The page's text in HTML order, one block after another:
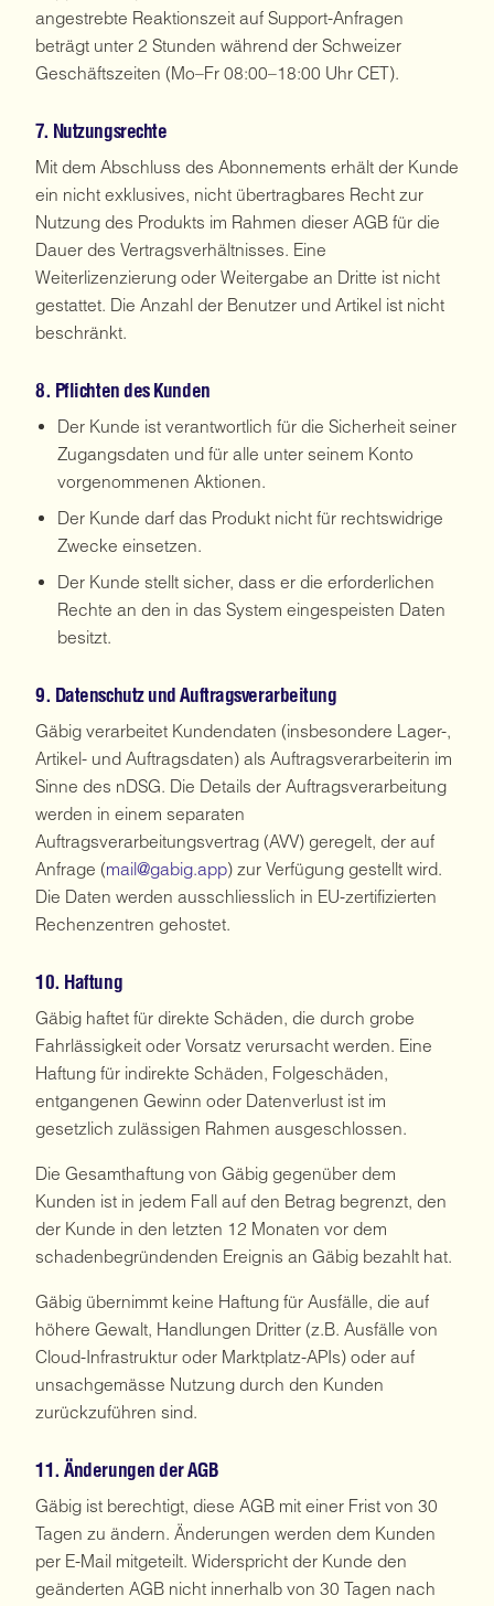
angestrebte Reaktionszeit auf Support-Anfragen
beträgt unter 2 Stunden während der Schweizer
Geschäftszeiten (Mo–Fr 08:00–18:00 Uhr CET).
7. Nutzungsrechte
Mit dem Abschluss des Abonnements erhält der Kunde
ein nicht exklusives, nicht übertragbares Recht zur
Nutzung des Produkts im Rahmen dieser AGB für die
Dauer des Vertragsverhältnisses. Eine
Weiterlizenzierung oder Weitergabe an Dritte ist nicht
gestattet. Die Anzahl der Benutzer und Artikel ist nicht
beschränkt.
8. Pflichten des Kunden
Der Kunde ist verantwortlich für die Sicherheit seiner
Zugangsdaten und für alle unter seinem Konto
vorgenommenen Aktionen.
Der Kunde darf das Produkt nicht für rechtswidrige
Zwecke einsetzen.
Der Kunde stellt sicher, dass er die erforderlichen
Rechte an den in das System eingespeisten Daten
besitzt.
9. Datenschutz und Auftragsverarbeitung
Gäbig verarbeitet Kundendaten (insbesondere Lager-,
Artikel- und Auftragsdaten) als Auftragsverarbeiterin im
Sinne des nDSG. Die Details der Auftragsverarbeitung
werden in einem separaten
Auftragsverarbeitungsvertrag (AVV) geregelt, der auf
Anfrage (mail@gabig.app) zur Verfügung gestellt wird.
Die Daten werden ausschliesslich in EU-zertifizierten
Rechenzentren gehostet.
10. Haftung
Gäbig haftet für direkte Schäden, die durch grobe
Fahrlässigkeit oder Vorsatz verursacht werden. Eine
Haftung für indirekte Schäden, Folgeschäden,
entgangenen Gewinn oder Datenverlust ist im
gesetzlich zulässigen Rahmen ausgeschlossen.
Die Gesamthaftung von Gäbig gegenüber dem
Kunden ist in jedem Fall auf den Betrag begrenzt, den
der Kunde in den letzten 12 Monaten vor dem
schadenbegründenden Ereignis an Gäbig bezahlt hat.
Gäbig übernimmt keine Haftung für Ausfälle, die auf
höhere Gewalt, Handlungen Dritter (z.B. Ausfälle von
Cloud-Infrastruktur oder Marktplatz-APIs) oder auf
unsachgemässe Nutzung durch den Kunden
zurückzuführen sind.
11. Änderungen der AGB
Gäbig ist berechtigt, diese AGB mit einer Frist von 30
Tagen zu ändern. Änderungen werden dem Kunden
per E-Mail mitgeteilt. Widerspricht der Kunde den
geänderten AGB nicht innerhalb von 30 Tagen nach